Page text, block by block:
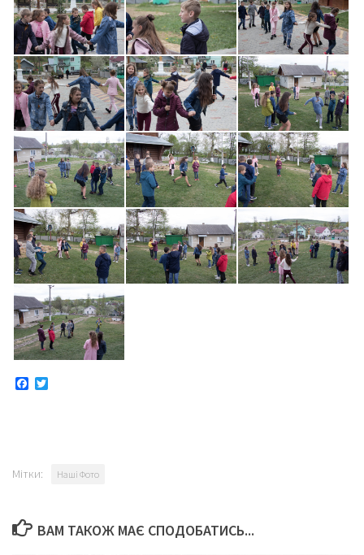
Facebook
Мітки: Наші Фото
ВАМ ТАКОЖ МАЄ СПОДОБАТИСЬ...